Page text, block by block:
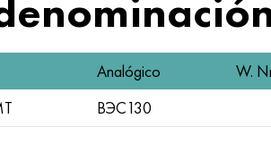
Analógico W.
ВЭС130